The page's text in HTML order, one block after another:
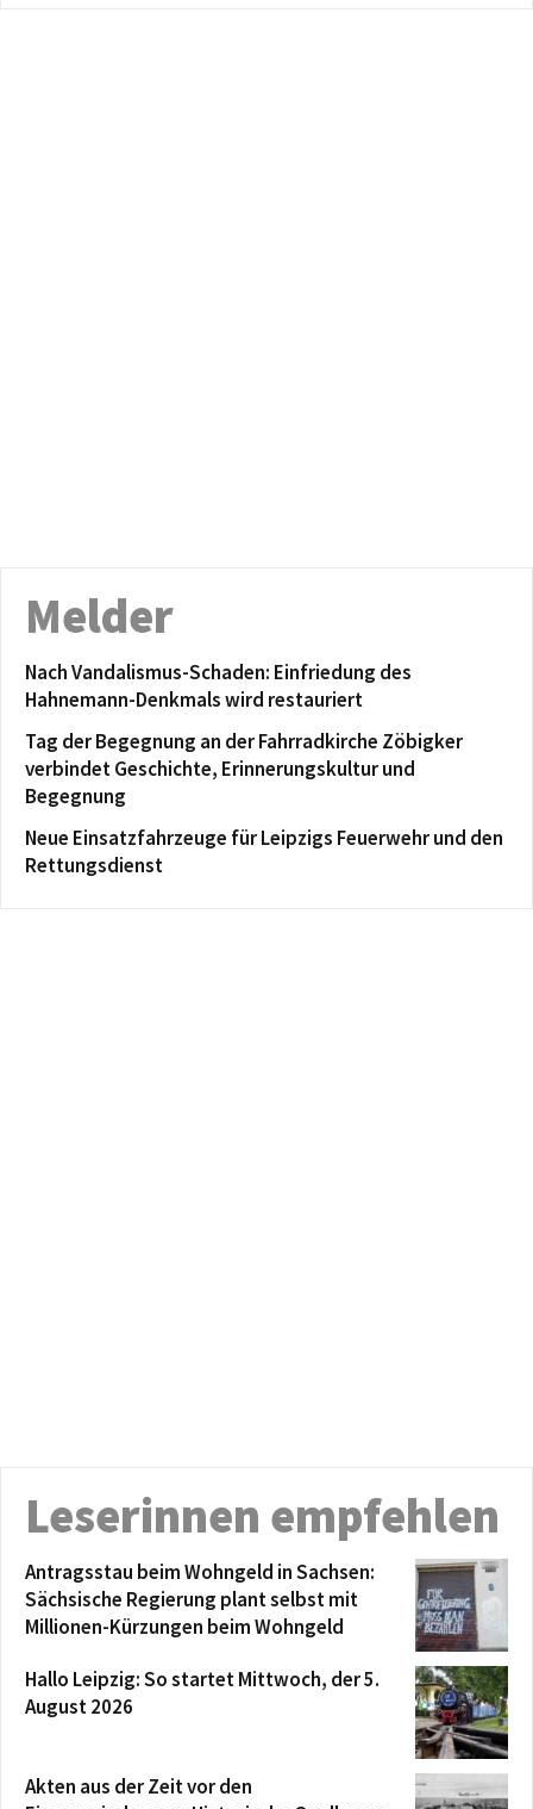
Melder
Nach Vandalismus-Schaden: Einfriedung des
Hahnemann-Denkmals wird restauriert
Tag der Begegnung an der Fahrradkirche Zöbigker
verbindet Geschichte, Erinnerungskultur und
Begegnung
Neue Einsatzfahrzeuge für Leipzigs Feuerwehr und den
Rettungsdienst
Leserinnen empfehlen
Antragsstau beim Wohngeld in Sachsen:
Sächsische Regierung plant selbst mit
Millionen-Kürzungen beim Wohngeld
Hallo Leipzig: So startet Mittwoch, der 5.
August 2026
Akten aus der Zeit vor den